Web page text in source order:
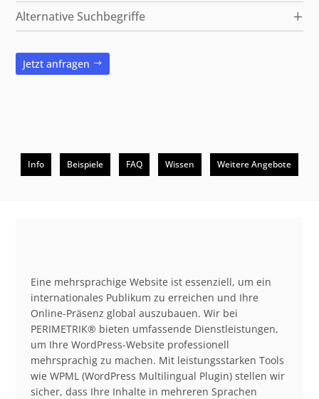
Alternative Suchbegriffe
Jetzt anfragen
Info Beispiele FAQ Wissen Weitere Angebote
Beschreibung
Eine mehrsprachige Website ist essenziell, um ein
internationales Publikum zu erreichen und Ihre
Online-Präsenz global auszubauen. Wir bei
PERIMETRIK® bieten umfassende Dienstleistungen,
um Ihre WordPress-Website professionell
mehrsprachig zu machen. Mit leistungsstarken Tools
wie WPML (WordPress Multilingual Plugin) stellen wir
sicher, dass Ihre Inhalte in mehreren Sprachen